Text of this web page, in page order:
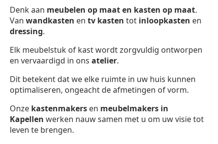
Denk aan meubelen op maat en kasten op maat.
Van wandkasten en tv kasten tot inloopkasten en
dressing.
Elk meubelstuk of kast wordt zorgvuldig ontworpen
en vervaardigd in ons atelier.
Dit betekent dat we elke ruimte in uw huis kunnen
optimaliseren, ongeacht de afmetingen of vorm.
Onze kastenmakers en meubelmakers in
Kapellen werken nauw samen met u om uw visie tot
leven te brengen.